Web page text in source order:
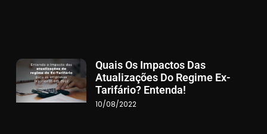
Quais Os Impactos Das
Atualizações Do Regime Ex-
Tarifário? Entenda!
10/08/2022